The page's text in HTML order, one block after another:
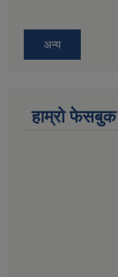
अन्य
हाम्राे फेसबुक